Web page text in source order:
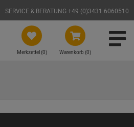
SERVICE & BERATUNG +49 (0)3431 6060510
Warenkorb (0)
Merkzettel (0)